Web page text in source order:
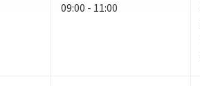
09:00 - 11:00